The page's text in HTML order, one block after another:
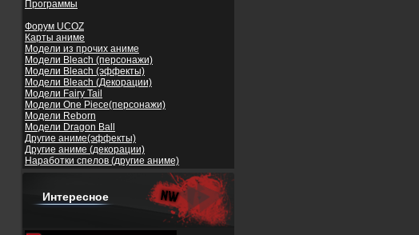
Программы
Форум UCOZ
Карты аниме
Модели из прочих аниме
Модели Bleach (персонажи)
Модели Bleach (эффекты)
Модели Bleach (Декорации)
Модели Fairy Tail
Модели One Piece(персонажи)
Модели Reborn
Модели Dragon Ball
Другие аниме(эффекты)
Другие аниме (декорации)
Наработки спелов (другие аниме)
Интересное